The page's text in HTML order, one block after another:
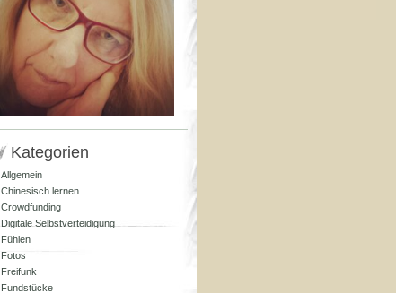
Kategorien
Allgemein
Chinesisch lernen
Crowdfunding
Digitale Selbstverteidigung
Fühlen
Fotos
Freifunk
Fundstücke